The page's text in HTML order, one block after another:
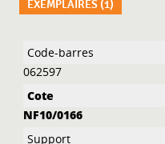
EXEMPLAIRES (1)
Liste des exemplaires
062597
NF10/0166